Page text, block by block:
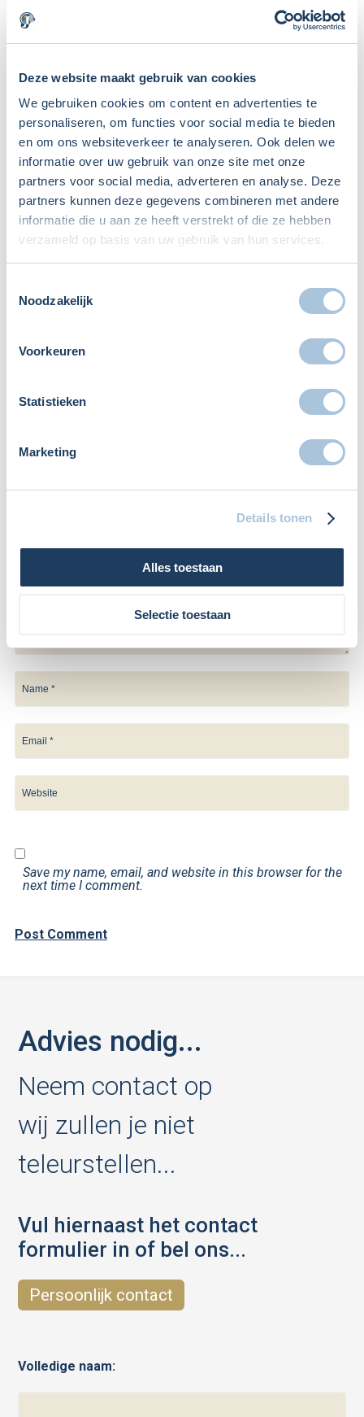
Deze website maakt gebruik van cookies
We gebruiken cookies om content en advertenties te
personaliseren, om functies voor social media te bieden
en om ons websiteverkeer te analyseren. Ook delen we
informatie over uw gebruik van onze site met onze
partners voor social media, adverteren en analyse. Deze
partners kunnen deze gegevens combineren met andere
informatie die u aan ze heeft verstrekt of die ze hebben
verzameld op basis van uw gebruik van hun services.
Noodzakelijk
Voorkeuren
Statistieken
Marketing
Details tonen
Alles toestaan
Selectie toestaan
geldt deze alleen als een aandeelhouder door zijn
handelen de onderneming schaadt. Als je het oneens bent
hoeft dat de onderneming nog niet te schaden. Dan helpt
de wettelijke geschillenregeling dus niet.
Tip: regel vooraf goed hoe je uit elkaar gaat als je beiden
50 % van de aandelen van een besloten vennootschap in
handen hebt. Dat voorkomt achteraf problemen.
Contact
Neem gerust contact met ons op voor eventuele vragen.
adviseren hieromtrent. Ze helpen graag. We zijn te
Vereiste velden zijn
gemarkeerd met*
Save my name, email, and website in this browser for the
next time I comment.
Advies nodig...
Neem contact op
wij zullen je niet
teleurstellen...
Vul hiernaast het contact
formulier in of bel ons...
Persoonlijk contact
Volledige naam: